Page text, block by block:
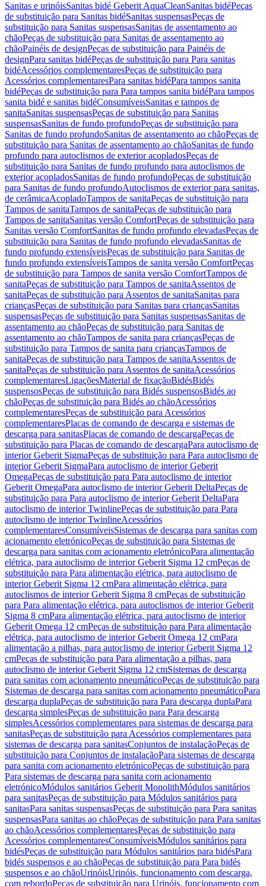
Sanitas e urinóisSanitas bidé Geberit AquaCleanSanitas bidéPeças
de substituição para Sanitas bidéSanitas suspensasPeças de
substituição para Sanitas suspensasSanitas de assentamento ao
chãoPeças de substituição para Sanitas de assentamento ao
chãoPainéis de designPeças de substituição para Painéis de
designPara sanitas bidéPeças de substituição para Para sanitas
bidéAcessórios complementaresPeças de substituição para
Acessórios complementaresPara sanitas bidéPara tampos sanita
bidéPeças de substituição para Para tampos sanita bidéPara tampos
sanita bidé e sanitas bidéConsumíveisSanitas e tampos de
sanitaSanitas suspensasPeças de substituição para Sanitas
suspensasSanitas de fundo profundoPeças de substituição para
Sanitas de fundo profundoSanitas de assentamento ao chãoPeças de
substituição para Sanitas de assentamento ao chãoSanitas de fundo
profundo para autoclismos de exterior acopladosPeças de
substituição para Sanitas de fundo profundo para autoclismos de
exterior acopladosSanitas de fundo profundoPeças de substituição
para Sanitas de fundo profundoAutoclismos de exterior para sanitas,
de cerâmicaAcopladoTampos de sanitaPeças de substituição para
Tampos de sanitaTampos de sanitaPeças de substituição para
Tampos de sanitaSanitas versão ComfortPeças de substituição para
Sanitas versão ComfortSanitas de fundo profundo elevadasPeças de
substituição para Sanitas de fundo profundo elevadasSanitas de
fundo profundo extensíveisPeças de substituição para Sanitas de
fundo profundo extensíveisTampos de sanita versão ComfortPeças
de substituição para Tampos de sanita versão ComfortTampos de
sanitaPeças de substituição para Tampos de sanitaAssentos de
sanitaPeças de substituição para Assentos de sanitaSanitas para
criançasPeças de substituição para Sanitas para criançasSanitas
suspensasPeças de substituição para Sanitas suspensasSanitas de
assentamento ao chãoPeças de substituição para Sanitas de
assentamento ao chãoTampos de sanita para criançasPeças de
substituição para Tampos de sanita para criançasTampos de
sanitaPeças de substituição para Tampos de sanitaAssentos de
sanitaPeças de substituição para Assentos de sanitaAcessórios
complementaresLigaçõesMaterial de fixaçãoBidésBidés
suspensosPeças de substituição para Bidés suspensosBidés ao
chãoPeças de substituição para Bidés ao chãoAcessórios
complementaresPeças de substituição para Acessórios
complementaresPlacas de comando de descarga e sistemas de
descarga para sanitasPlacas de comando de descargaPeças de
substituição para Placas de comando de descargaPara autoclismo de
interior Geberit SigmaPeças de substituição para Para autoclismo de
interior Geberit SigmaPara autoclismo de interior Geberit
OmegaPeças de substituição para Para autoclismo de interior
Geberit OmegaPara autoclismo de interior Geberit DeltaPeças de
substituição para Para autoclismo de interior Geberit DeltaPara
autoclismo de interior TwinlinePeças de substituição para Para
autoclismo de interior TwinlineAcessórios
complementaresConsumíveisSistemas de descarga para sanitas com
acionamento eletrónicoPeças de substituição para Sistemas de
descarga para sanitas com acionamento eletrónicoPara alimentação
elétrica, para autoclismo de interior Geberit Sigma 12 cmPeças de
substituição para Para alimentação elétrica, para autoclismo de
interior Geberit Sigma 12 cmPara alimentação elétrica, para
autoclismos de interior Geberit Sigma 8 cmPeças de substituição
para Para alimentação elétrica, para autoclismos de interior Geberit
Sigma 8 cmPara alimentação elétrica, para autoclismo de interior
Geberit Omega 12 cmPeças de substituição para Para alimentação
elétrica, para autoclismo de interior Geberit Omega 12 cmPara
alimentação a pilhas, para autoclismo de interior Geberit Sigma 12
cmPeças de substituição para Para alimentação a pilhas, para
autoclismo de interior Geberit Sigma 12 cmSistemas de descarga
para sanitas com acionamento pneumáticoPeças de substituição para
Sistemas de descarga para sanitas com acionamento pneumáticoPara
descarga duplaPeças de substituição para Para descarga duplaPara
descarga simplesPeças de substituição para Para descarga
simplesAcessórios complementares para sistemas de descarga para
sanitasPeças de substituição para Acessórios complementares para
sistemas de descarga para sanitasConjuntos de instalaçãoPeças de
substituição para Conjuntos de instalaçãoPara sistemas de descarga
para sanita com acionamento eletrónicoPeças de substituição para
Para sistemas de descarga para sanita com acionamento
eletrónicoMódulos sanitários Geberit MonolithMódulos sanitários
para sanitasPeças de substituição para Módulos sanitários para
sanitasPara sanitas suspensasPeças de substituição para Para sanitas
suspensasPara sanitas ao chãoPeças de substituição para Para sanitas
ao chãoAcessórios complementaresPeças de substituição para
Acessórios complementaresConsumíveisMódulos sanitários para
bidésPeças de substituição para Módulos sanitários para bidésPara
bidés suspensos e ao chãoPeças de substituição para Para bidés
suspensos e ao chãoUrinóisUrinóis, funcionamento com descarga,
com rebordoPeças de substituição para Urinóis, funcionamento com